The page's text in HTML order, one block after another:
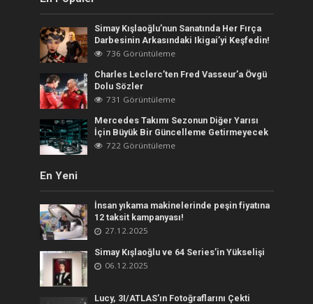
Simay Kışlaoğlu’nun Sanatında Her Fırça
Darbesinin Arkasındaki Ikigai’yi Keşfedin!
736 Görüntüleme
Charles Leclerc’ten Fred Vasseur’a Övgü
Dolu Sözler
731 Görüntüleme
Mercedes Takımı Sezonun Diğer Yarısı
İçin Büyük Bir Güncelleme Getirmeyecek
722 Görüntüleme
En Yeni
İnsan yıkama makinelerinde peşin fiyatına
12 taksit kampanyası!
27.12.2025
Simay Kışlaoğlu ve 64 Series’in Yükselişi
06.12.2025
Lucy, 3I/ATLAS’ın Fotoğraflarını Çekti